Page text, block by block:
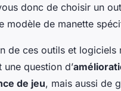
donc de choisir un
modèle de manette
de ces outils et logiciels
une question d’
de jeu, mais aussi de